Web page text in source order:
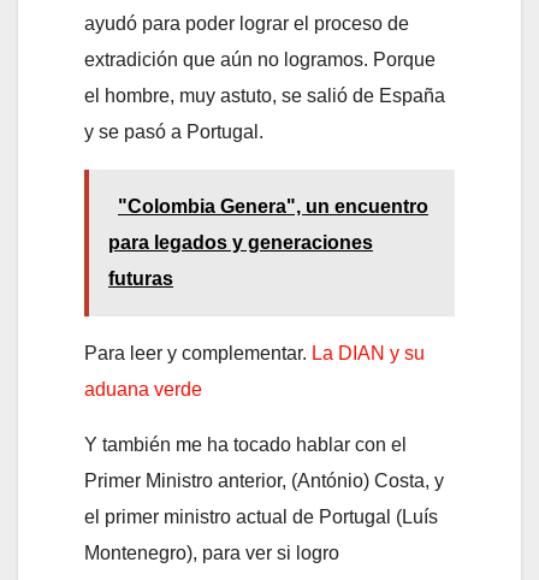
ayudó para poder lograr el proceso de
extradición que aún no logramos. Porque
el hombre, muy astuto, se salió de España
y se pasó a Portugal.
"Colombia Genera", un encuentro
para legados y generaciones
futuras
Para leer y complementar. La DIAN y su
aduana verde
Y también me ha tocado hablar con el
Primer Ministro anterior, (António) Costa, y
el primer ministro actual de Portugal (Luís
Montenegro), para ver si logro